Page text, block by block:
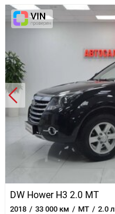
DW Hower H3 2.0 MT
2018 33 000 км MT 2.0 л